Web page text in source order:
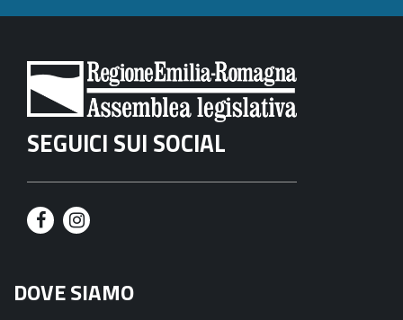
SEGUICI SUI SOCIAL
F
c
I
s
DOVE SIAMO